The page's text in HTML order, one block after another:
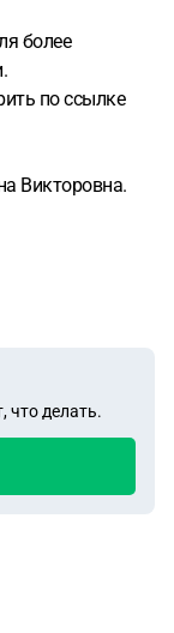
более
по ссылке
Викторовна.
что делать.